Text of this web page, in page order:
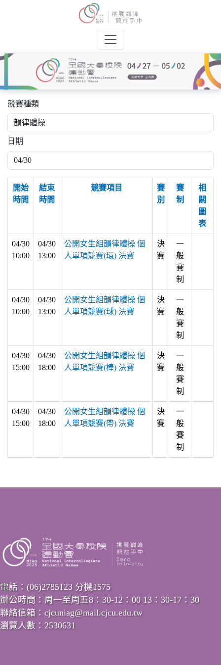
競賽種類
日期
開始
時間
結束
時間
競賽項目
賽
別
賽
制
相
關
圖
表
04/30
10:00
04/30
13:00
公開女生組韻律體操 個
人單項競賽(環) 決賽
決
賽
一
般
賽
制
04/30
10:00
04/30
13:00
公開女生組韻律體操 個
人單項競賽(球) 決賽
決
賽
一
般
賽
制
04/30
15:00
04/30
18:00
公開女生組韻律體操 個
人單項競賽(棒) 決賽
決
賽
一
般
賽
制
04/30
15:00
04/30
18:00
公開女生組韻律體操 個
人單項競賽(帶) 決賽
決
賽
一
般
賽
制
電話：(06)2785123 分機1575
辦公時間：周一至周五8：30-12：00 13：30-17：30
聯絡信箱：cjcuniag@mail.cjcu.edu.tw
瀏覽人數：2530631